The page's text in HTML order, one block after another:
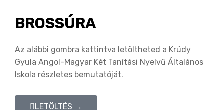
BROSSÚRA
Az alábbi gombra kattintva letöltheted a Krúdy
Gyula Angol-Magyar Két Tanítási Nyelvű Általános
Iskola részletes bemutatóját.
LETÖLTÉS →